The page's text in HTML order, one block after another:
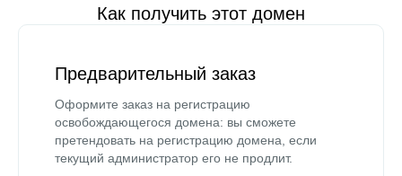
Как получить этот домен
Предварительный заказ
Оформите заказ на регистрацию
освобождающегося домена: вы сможете
претендовать на регистрацию домена, если
текущий администратор его не продлит.